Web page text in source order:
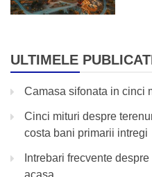
ULTIMELE
Camasa sifonata in cinci
Cinci mituri despre
costa bani primarii intregi
Intrebari frecvente